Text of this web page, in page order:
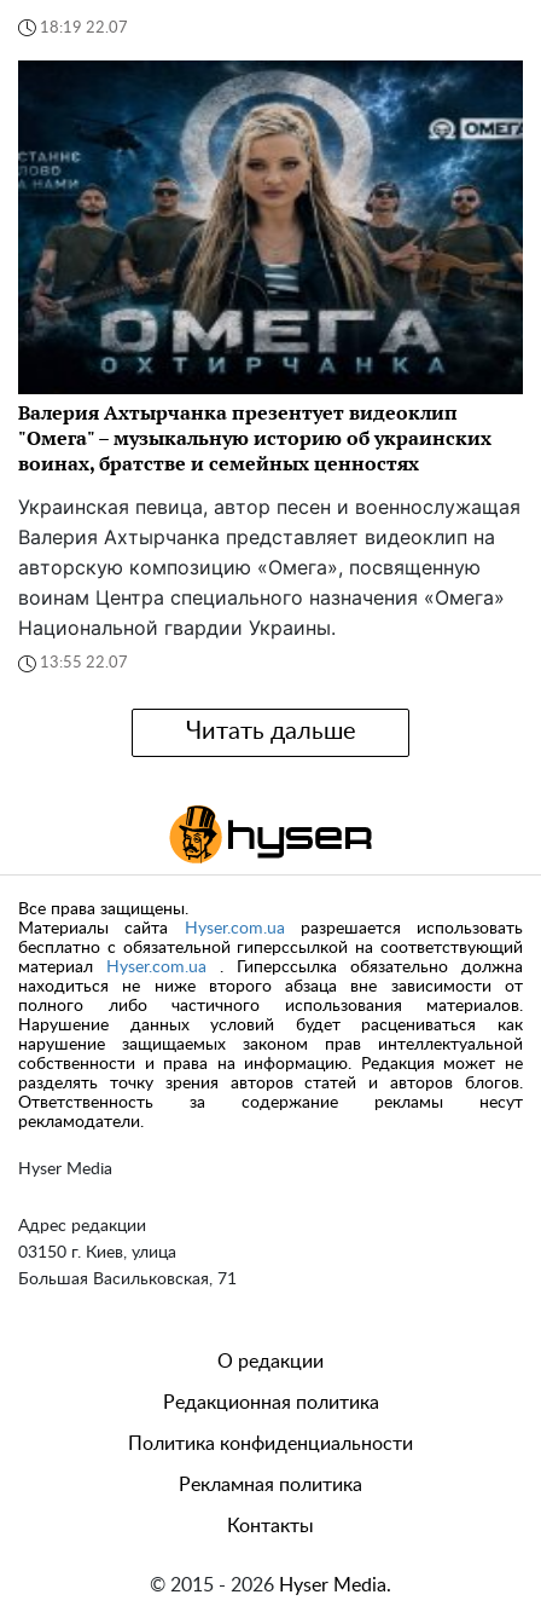
18:19 22.07
Валерия Ахтырчанка презентует видеоклип
"Омега" – музыкальную историю об украинских
воинах, братстве и семейных ценностях
Украинская певица, автор песен и военнослужащая
Валерия Ахтырчанка представляет видеоклип на
авторскую композицию «Омега», посвященную
воинам Центра специального назначения «Омега»
Национальной гвардии Украины.
13:55 22.07
Читать дальше
Hyser Media
Адрес редакции
03150 г. Киев, улица
Большая Васильковская, 71
Все права защищены.
Материалы сайта
Hyser.com.ua разрешается использовать
бесплатно с обязательной гиперссылкой на соответствующий
материал
Hyser.com.ua . Гиперссылка обязательно должна
находиться не ниже второго абзаца вне зависимости от
полного либо частичного использования материалов.
Нарушение данных условий будет расцениваться как
нарушение защищаемых законом прав интеллектуальной
собственности и права на информацию. Редакция может не
разделять точку зрения авторов статей и авторов блогов.
Ответственность за содержание рекламы несут
рекламодатели.
О редакции
Редакционная политика
Политика конфиденциальности
Рекламная политика
Контакты
© 2015 - 2026 Hyser Media.